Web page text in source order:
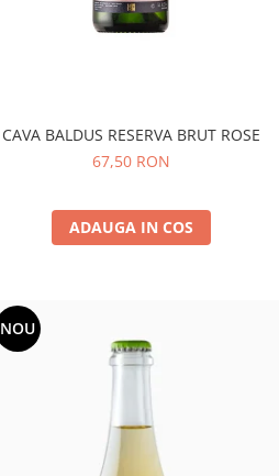
CAVA BALDUS RESERVA BRUT ROSE
67,50 RON
ADAUGA IN COS
NOU